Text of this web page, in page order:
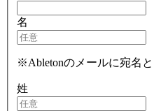
名
※Abletonのメールに宛名と
姓